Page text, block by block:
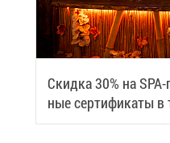
Скид­ка 30% на
ные сер­ти­фи­ка­ты в
Samui